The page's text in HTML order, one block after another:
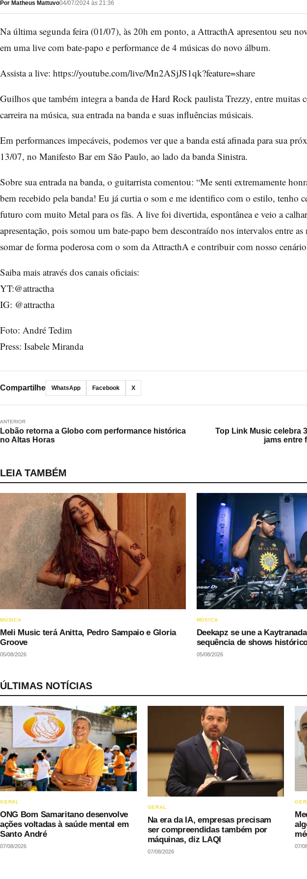
Por Matheus Mattuvo04/07/2024 às 21:36
Na última segunda feira (01/07), às 20h em ponto, a AttracthA apresentou seu
em uma live com bate-papo e performance de 4 músicas do novo álbum.
Assista a live: https://youtube.com/live/Mn2ASjJS1qk?feature=share
Guilhos que também integra a banda de Hard Rock paulista Trezzy, entre muitas
carreira na música, sua entrada na banda e suas influências músicais.
Em performances impecáveis, podemos ver que a banda está afinada para sua
13/07, no Manifesto Bar em São Paulo, ao lado da banda Sinistra.
Sobre sua entrada na banda, o guitarrista comentou: “Me senti extremamente
bem recebido pela banda! Eu já curtia o som e me identifico com o estilo, tenho
futuro com muito Metal para os fãs. A live foi divertida, espontânea e veio a
apresentação, pois somou um bate-papo bem descontraído nos intervalos entre
somar de forma poderosa com o som da AttracthA e contribuir com nosso
Saiba mais através dos canais oficiais:
YT:@attractha
IG: @attractha
Foto: André Tedim
Press: Isabele Miranda
Compartilhe WhatsApp Facebook X
ANTERIOR
Lobão retorna a Globo com performance histórica
no Altas Horas
Top Link Music celebra
jams entre
LEIA TAMBÉM
MÚSICA
Meli Music terá Anitta, Pedro Sampaio e Gloria
Groove
05/08/2026
MÚSICA
Deekapz se une a
sequência de shows
05/08/2026
ÚLTIMAS NOTÍCIAS
GERAL
ONG Bom Samaritano desenvolve
ações voltadas à saúde mental em
Santo André
07/08/2026
GERAL
Na era da IA, empresas precisam
ser compreendidas também por
máquinas, diz LAQI
07/08/2026
07/